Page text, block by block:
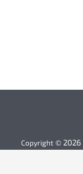
Copyright © 2026